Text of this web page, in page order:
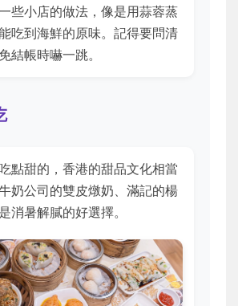
些小店的做法，像是用蒜蓉蒸
吃到海鮮的原味。記得要問清
結帳時嚇一跳。
點甜的，香港的甜品文化相當
奶公司的雙皮燉奶、滿記的楊
消暑解膩的好選擇。